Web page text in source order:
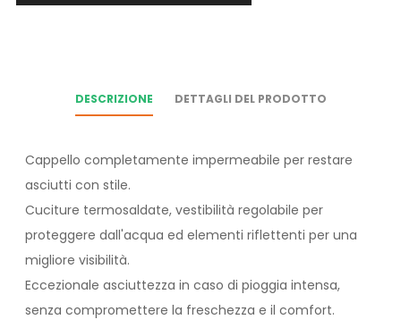
DESCRIZIONE DETTAGLI DEL PRODOTTO
Cappello completamente impermeabile per restare
asciutti con stile.
Cuciture termosaldate, vestibilità regolabile per
proteggere dall'acqua ed elementi riflettenti per una
migliore visibilità.
Eccezionale asciuttezza in caso di pioggia intensa,
senza compromettere la freschezza e il comfort.